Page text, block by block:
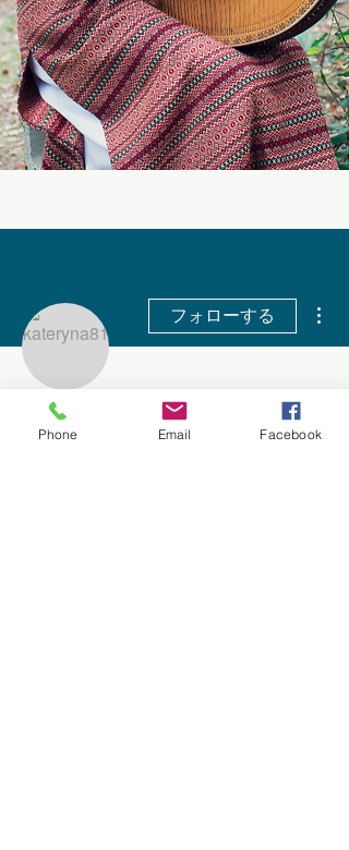
フォローする
kateryna81
Phone Email Facebook